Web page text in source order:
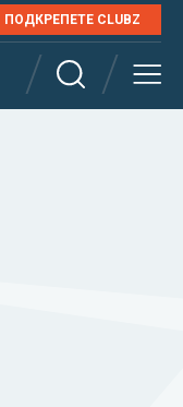
ПОДКРЕПЕТЕ CLUBZ